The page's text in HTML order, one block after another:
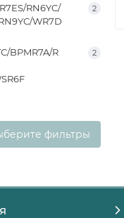
RN6YC/
WR7D
2
BPMR7A/R
2
фильтры